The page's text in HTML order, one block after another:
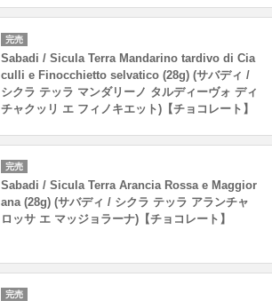
完売
Sabadi / Sicula Terra Mandarino tardivo di Cia
culli e Finocchietto selvatico (28g) (サバディ /
シクラ テッラ マンダリーノ タルディーヴォ ディ
チャクッリ エ フィノキエット)【チョコレート】
完売
Sabadi / Sicula Terra Arancia Rossa e Maggior
ana (28g) (サバディ / シクラ テッラ アランチャ
ロッサ エ マッジョラーナ)【チョコレート】
完売